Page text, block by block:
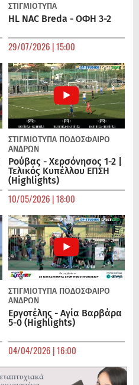
ΣΤΙΓΜΙΟΤΥΠΑ
HL NAC Breda - ΟΦΗ 3-2
29/07/2026 | 15:00
ΣΤΙΓΜΙΟΤΥΠΑ ΠΟΔΌΣΦΑΙΡΟ
ΑΝΔΡΏΝ
Ρούβας - Χερσόνησος 1-2 |
Τελικός Κυπέλλου ΕΠΣΗ
(Highlights)
10/05/2026 | 18:00
ΣΤΙΓΜΙΟΤΥΠΑ ΠΟΔΌΣΦΑΙΡΟ
ΑΝΔΡΏΝ
Εργοτέλης - Αγία Βαρβάρα
5-0 (Highlights)
04/04/2026 | 16:00